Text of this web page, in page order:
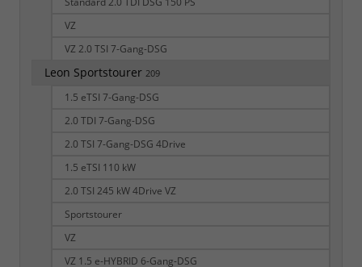
VZ
VZ 2.0 TSI 7-Gang-DSG
Leon Sportstourer 209
1.5 eTSI 7-Gang-DSG
2.0 TDI 7-Gang-DSG
2.0 TSI 7-Gang-DSG 4Drive
1.5 eTSI 110 kW
2.0 TSI 245 kW 4Drive VZ
Sportstourer
VZ
VZ 1.5 e-HYBRID 6-Gang-DSG